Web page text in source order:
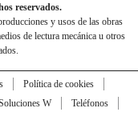
reservados.
y usos de las obras
de lectura mecánica u otros
Política de cookies
W
Teléfonos